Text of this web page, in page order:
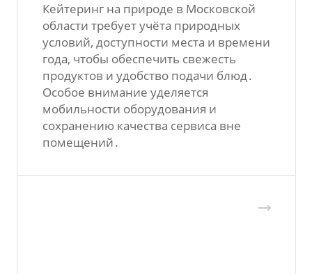
Кейтеринг на природе в Московской
области требует учёта природных
условий‚ доступности места и времени
года‚ чтобы обеспечить свежесть
продуктов и удобство подачи блюд․
Особое внимание уделяется
мобильности оборудования и
сохранению качества сервиса вне
помещений․